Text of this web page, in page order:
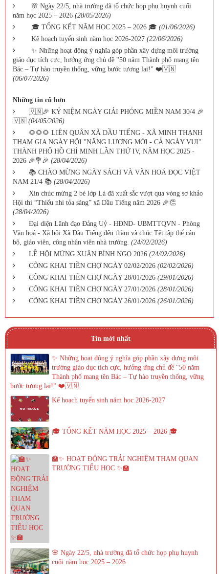
🌸 Ngày 22/5, nhà trường đã tổ chức họp phụ huynh cuối
năm học 2025 – 2026 (28/05/2026)
🎓 TỔNG KẾT NĂM HỌC 2025 – 2026 🎓 (01/06/2026)
Kế hoạch tuyển sinh năm học 2026-2027 (22/06/2026)
✨ Những hoạt động ý nghĩa góp phần xây dựng môi trường
giáo dục tích cực, hưởng ứng chủ đề "50 năm Thành phố mang tên
Bác – Tự hào truyền thống, vững bước tương lai!" ❤️🇻🇳
(06/07/2026)
Những tin cũ hơn
🇻🇳🎉 KỶ NIỆM NGÀY GIẢI PHÓNG MIỀN NAM 30/4 🎉
🇻🇳 (04/05/2026)
🌻🌻🌻 LIÊN QUÂN XÃ DẦU TIẾNG - XÃ MINH THẠNH
THAM GIA NGÀY HỘI "NĂNG LƯỢNG MỚI - CẢ NGÀY VUI"
THÀNH PHỐ HỒ CHÍ MINH LẦN THỨ IV, NĂM HỌC 2025 -
2026 🎉💐🎉 (28/04/2026)
📚 CHÀO MỪNG NGÀY SÁCH VÀ VĂN HOÁ ĐỌC VIỆT
NAM 21/4 📚 (28/04/2026)
Xin chúc mừng 2 bé lớp Lá đã xuất sắc vượt qua vòng sơ khảo
Hội thi “Thiếu nhi tỏa sáng” xã Dầu Tiếng năm 2026 🎉👏
(28/04/2026)
Đại diện Lãnh đạo Đảng Uỷ - HĐND- UBMTTQVN - Phòng
Văn hoá - Xã hội Xã Dầu Tiếng đến thăm và chúc Tết tập thể cán
bộ, giáo viên, công nhân viên nhà trường. (24/02/2026)
LỄ HỘI MỪNG XUÂN BÍNH NGỌ 2026 (24/02/2026)
CÔNG KHAI TIỀN CHỢ NGÀY 02/02/2026 (02/02/2026)
CÔNG KHAI TIỀN CHỢ NGÀY 28/01/2026 (29/01/2026)
CÔNG KHAI TIỀN CHỢ NGÀY 27/01/2026 (28/01/2026)
CÔNG KHAI TIỀN CHỢ NGÀY 26/01/2026 (26/01/2026)
Tin mới nhất
✨ Những hoạt động ý nghĩa góp phần xây dựng môi
trường giáo dục tích cực, hưởng ứng chủ đề "50 năm
Thành phố mang tên Bác – Tự hào truyền thống, vững
bước tương lai!" ❤️🇻🇳
Kế hoạch tuyển sinh năm học 2026-2027
🎓 TỔNG KẾT NĂM HỌC 2025 – 2026 🎓
🏫✨ HOẠT ĐỘNG TRẢI NGHIỆM THAM QUAN
TRƯỜNG TIỂU HỌC ✨🏫
🌸 Ngày 22/5, nhà trường đã tổ chức họp phụ huynh
cuối năm học 2025 – 2026